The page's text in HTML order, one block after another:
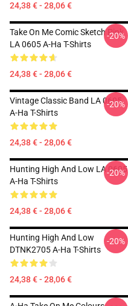
24,38 € - 28,06 €
Take On Me Comic Sketch Pink
LA 0605 A-Ha T-Shirts
24,38 € - 28,06 €
-20%
Vintage Classic Band LA 0605
A-Ha T-Shirts
24,38 € - 28,06 €
-20%
Hunting High And Low LA 0605
A-Ha T-Shirts
24,38 € - 28,06 €
-20%
Hunting High And Low
DTNK2705 A-Ha T-Shirts
24,38 € - 28,06 €
-20%